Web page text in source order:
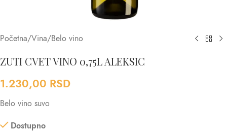
Početna/Vina/Belo vino
ZUTI CVET VINO 0,75L ALEKSIC
1.230,00 RSD
Belo vino suvo
Dostupno